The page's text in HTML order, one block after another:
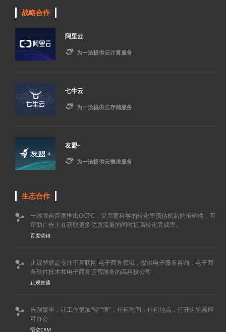
战略合作
阿里云
 为一洽提供云计算服务
七牛云
 为一洽提供云存储服务
友盟+
 为一洽提供云推送服务
生态合作

一洽联合百度推出OCPC，采用更科学的转化率预估机制的准确性，可
帮助广告主在获取更多优质流量的同时提高转化完成率。
百度营销

止观智通是专注于互联网 电子商务领域，提供电子服务咨询，电子商
务软件技术和电子商务运营服务的高科技公司
止观智通

告别繁重，让工作更加“轻”“薄”，任何时间，任何地点，打开浏览器即
可办公
悟空CRM